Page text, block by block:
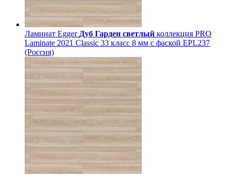
Ламинат Egger Дуб Гарден светлый коллекция PRO
Laminate 2021 Classic 33 класс 8 мм с фаской EPL237
(Россия)